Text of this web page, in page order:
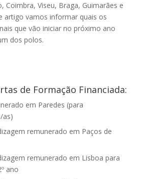
Coimbra, Viseu, Braga, Guimarães e
artigo vamos informar quais os
que vão iniciar no próximo ano
dos polos.
de Formação Financiada:
em Paredes (para
as)
remunerado em Paços de
remunerado em Lisboa para
ano